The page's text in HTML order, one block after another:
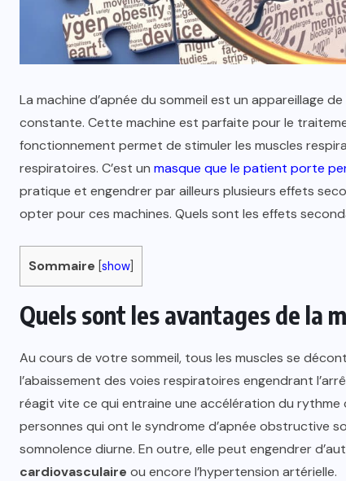
La machine d’apnée du sommeil est un appareillage
constante. Cette machine est parfaite pour le
fonctionnement permet de stimuler les muscles
respiratoires. C’est un masque que le patient porte
pratique et engendrer par ailleurs plusieurs effets
opter pour ces machines. Quels sont les effets
Sommaire show
Quels sont les avantages de la
Au cours de votre sommeil, tous les muscles se
l’abaissement des voies respiratoires engendrant
réagit vite ce qui entraine une accélération du
personnes qui ont le syndrome d’apnée obstructive
somnolence diurne. En outre, elle peut engendrer
cardiovasculaire ou encore l’hypertension artérielle.